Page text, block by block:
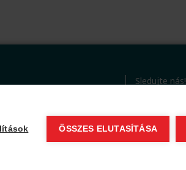
ÖSSZES ELUTASÍTÁSA
Sledujte nás!